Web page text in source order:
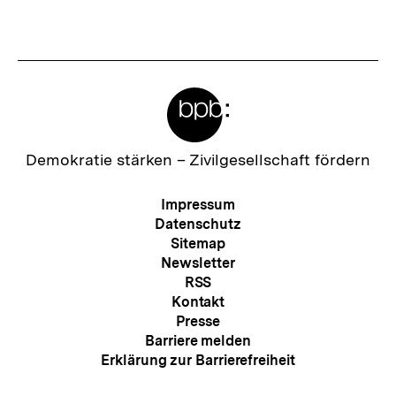
h
Zur
Demokratie stärken – Zivilgesellschaft fördern
Meta-
Navigation
Impressum
Datenschutz
Sitemap
Newsletter
RSS
Kontakt
Presse
Barriere melden
Erklärung zur Barrierefreiheit